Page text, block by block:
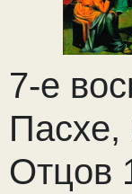
7-е
Пасхе,
Отцов